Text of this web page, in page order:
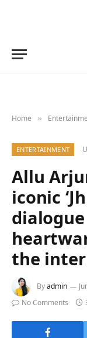
Home »
ENTERTAINMENT
Allu
iconic
the
Byadmin
No Comments